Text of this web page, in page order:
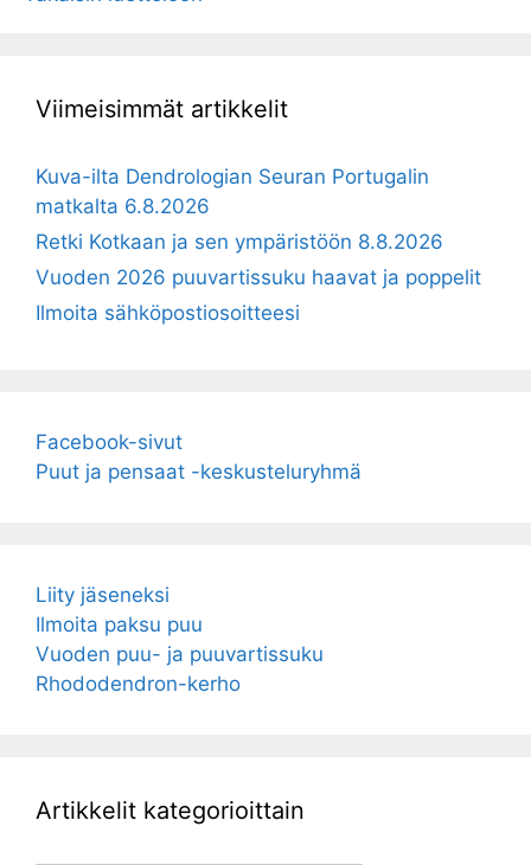
Viimeisimmät artikkelit
Kuva-ilta Dendrologian Seuran Portugalin
matkalta 6.8.2026
Retki Kotkaan ja sen ympäristöön 8.8.2026
Vuoden 2026 puuvartissuku haavat ja poppelit
Ilmoita sähköpostiosoitteesi
Facebook-sivut
Puut ja pensaat -keskusteluryhmä
Liity jäseneksi
Ilmoita paksu puu
Vuoden puu- ja puuvartissuku
Rhododendron-kerho
Artikkelit kategorioittain